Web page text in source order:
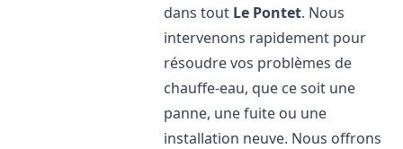
dans tout Le Pontet. Nous
intervenons rapidement pour
résoudre vos problèmes de
chauffe-eau, que ce soit une
panne, une fuite ou une
installation neuve. Nous offrons